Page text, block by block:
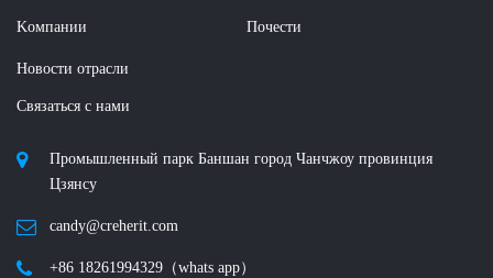
Kомпании Почести
Новости отрасли
Связаться с нами
Промышленный парк Баншан город Чанчжоу провинция
Цзянсу
candy@creherit.com
+86 18261994329（whats app）